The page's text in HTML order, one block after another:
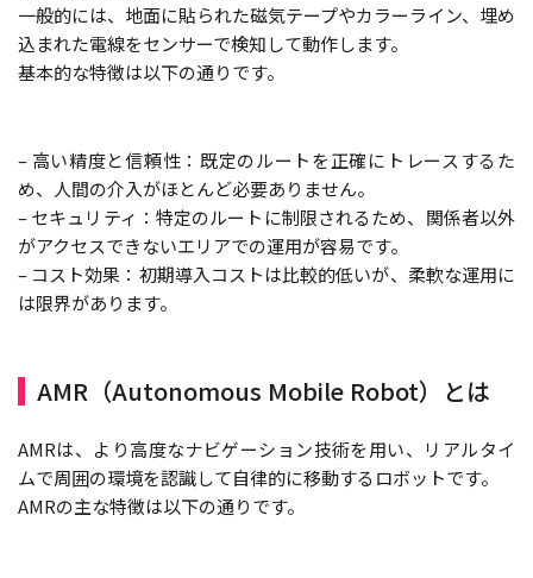
一般的には、地面に貼られた磁気テープやカラーライン、埋め
込まれた電線をセンサーで検知して動作します。
基本的な特徴は以下の通りです。
– 高い精度と信頼性：既定のルートを正確にトレースするた
め、人間の介入がほとんど必要ありません。
– セキュリティ：特定のルートに制限されるため、関係者以外
がアクセスできないエリアでの運用が容易です。
– コスト効果：初期導入コストは比較的低いが、柔軟な運用に
は限界があります。
AMR（Autonomous Mobile Robot）とは
AMRは、より高度なナビゲーション技術を用い、リアルタイ
ムで周囲の環境を認識して自律的に移動するロボットです。
AMRの主な特徴は以下の通りです。